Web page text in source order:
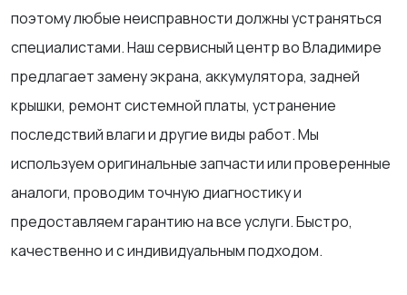
поэтому любые неисправности должны устраняться
специалистами. Наш сервисный центр во Владимире
предлагает замену экрана, аккумулятора, задней
крышки, ремонт системной платы, устранение
последствий влаги и другие виды работ. Мы
используем оригинальные запчасти или проверенные
аналоги, проводим точную диагностику и
предоставляем гарантию на все услуги. Быстро,
качественно и с индивидуальным подходом.